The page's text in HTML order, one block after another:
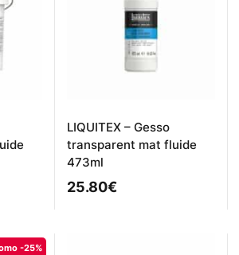
LIQUITEX – Gesso
transparent mat fluide
473ml
25.80€
-25%